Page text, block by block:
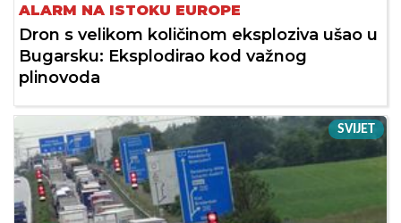
ALARM NA ISTOKU EUROPE
Dron s velikom količinom eksploziva ušao u
Bugarsku: Eksplodirao kod važnog
plinovoda
SVIJET